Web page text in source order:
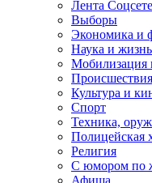
Лента
Выборы
Экономика и
Наука и жизнь
Мобилизация
Культура и
Спорт
Техника,
Полицейская
Религия
С юмором по
Афиша